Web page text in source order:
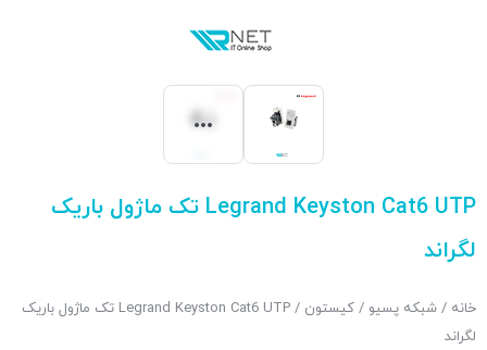
Legrand Keyston Cat6 UTP تک ماژول باریک
لگراند
خانه / شبکه پسیو / کیستون
/ Legrand Keyston Cat6 UTP تک ماژول باریک
لگراند